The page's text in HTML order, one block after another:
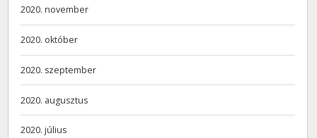
2020. november
2020. október
2020. szeptember
2020. augusztus
2020. július